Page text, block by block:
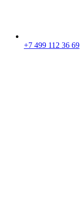
+7 499 112 36 69